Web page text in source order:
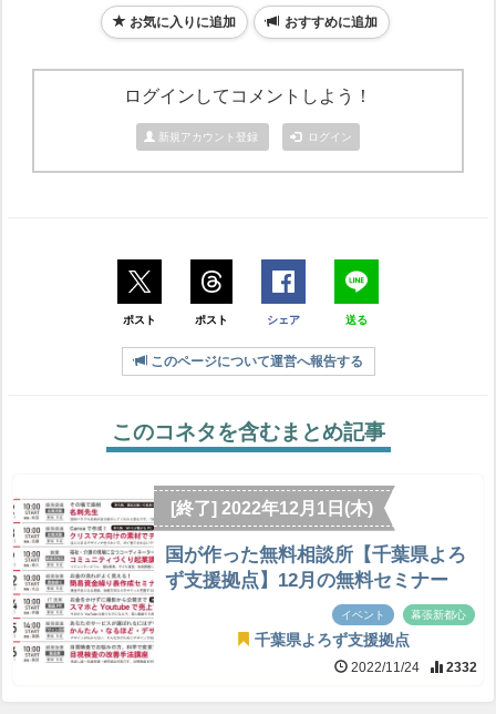
お気に入りに追加 おすすめに追加
ログインしてコメントしよう！
新規アカウント登録 ログイン
ポスト ポスト シェア 送る
このページについて運営へ報告する
このコネタを含むまとめ記事
[終了] 2022年12月1日(木)
国が作った無料相談所【千葉県よろ
ず支援拠点】12月の無料セミナー
イベント 幕張新都心
千葉県よろず支援拠点
2022/11/24 2332